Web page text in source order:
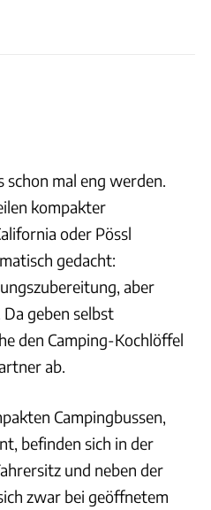
schon mal eng werden.
kompakter
oder Pössl
gedacht:
aber
geben selbst
den Camping-Kochlöffel
ab.
Campingbussen,
befinden sich in der
und neben der
zwar bei geöffnetem